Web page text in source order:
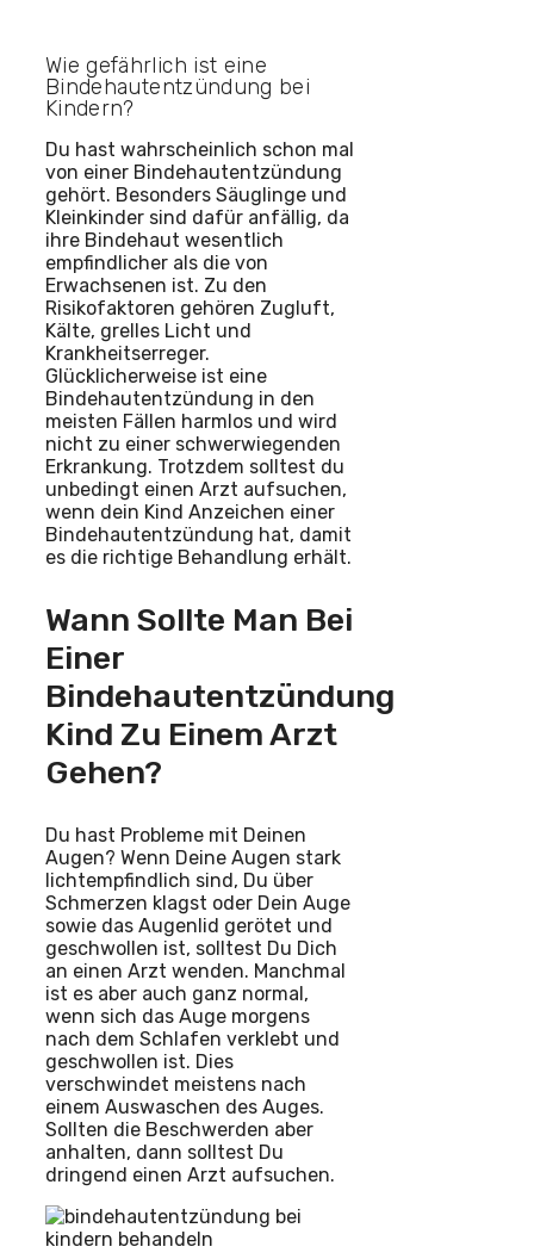
Wie gefährlich ist eine
Bindehautentzündung bei
Kindern?
Du hast wahrscheinlich schon mal
von einer Bindehautentzündung
gehört. Besonders Säuglinge und
Kleinkinder sind dafür anfällig, da
ihre Bindehaut wesentlich
empfindlicher als die von
Erwachsenen ist. Zu den
Risikofaktoren gehören Zugluft,
Kälte, grelles Licht und
Krankheitserreger.
Glücklicherweise ist eine
Bindehautentzündung in den
meisten Fällen harmlos und wird
nicht zu einer schwerwiegenden
Erkrankung. Trotzdem solltest du
unbedingt einen Arzt aufsuchen,
wenn dein Kind Anzeichen einer
Bindehautentzündung hat, damit
es die richtige Behandlung erhält.
Wann Sollte Man Bei
Einer
Bindehautentzündung
Kind Zu Einem Arzt
Gehen?
Du hast Probleme mit Deinen
Augen? Wenn Deine Augen stark
lichtempfindlich sind, Du über
Schmerzen klagst oder Dein Auge
sowie das Augenlid gerötet und
geschwollen ist, solltest Du Dich
an einen Arzt wenden. Manchmal
ist es aber auch ganz normal,
wenn sich das Auge morgens
nach dem Schlafen verklebt und
geschwollen ist. Dies
verschwindet meistens nach
einem Auswaschen des Auges.
Sollten die Beschwerden aber
anhalten, dann solltest Du
dringend einen Arzt aufsuchen.